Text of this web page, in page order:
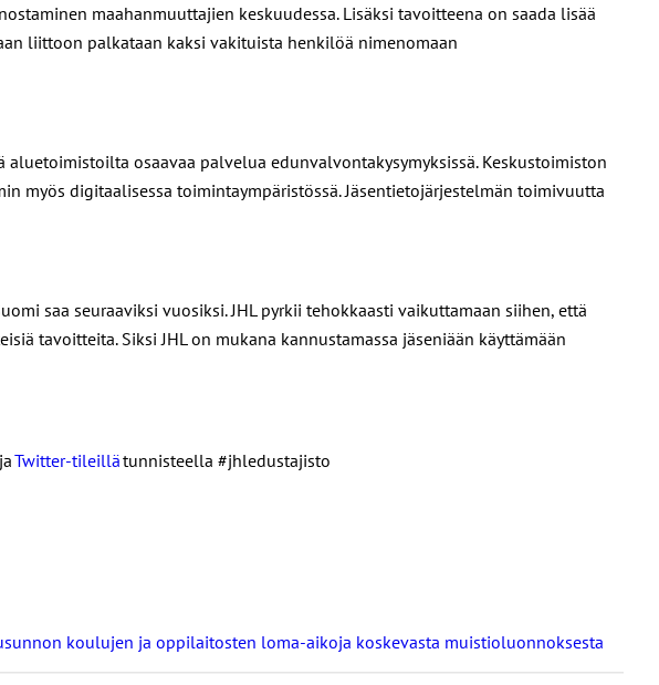
maahanmuuttajien keskuudessa. Lisäksi tavoitteena on saada lisää
liittoon palkataan kaksi vakituista henkilöä nimenomaan
osaavaa palvelua edunvalvontakysymyksissä. Keskustoimiston
myös digitaalisessa toimintaympäristössä. Jäsentietojärjestelmän toimivuutta
saa seuraaviksi vuosiksi. JHL pyrkii tehokkaasti vaikuttamaan siihen, että
tavoitteita. Siksi JHL on mukana kannustamassa jäseniään käyttämään
Twitter-tileillätunnisteella #jhledustajisto
koulujen ja oppilaitosten loma-aikoja koskevasta muistioluonnoksesta